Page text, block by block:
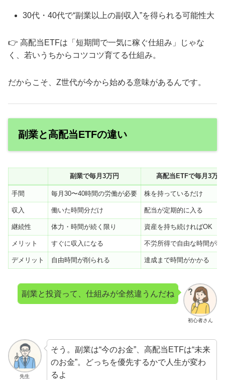
30代・40代で“副業以上の副収入”を得られる可能性大
👉 高配当ETFは「短期間で一気に稼ぐ仕組み」じゃな
く、若いうちからコツコツ育てる仕組み。
だからこそ、Z世代が今から始める意味があるんです。
副業と高配当ETFの違い
副業で毎月3万円 高配当ETFで毎月3万円
手間 毎月30〜40時間の労働が必要 株を持っているだけ
収入 働いた時間分だけ 配当が定期的に入る
継続性 体力・時間が続く限り 資産を持ち続ければOK
メリット すぐに収入になる 不労所得で自由な時間が増
デメリット 自由時間が削られる 達成まで時間がかかる
初心者さん
副業と投資って、仕組みが全然違うんだね
先生
そう。副業は“今のお金”、高配当ETFは“未来
のお金”。どっちを優先するかで人生が変わ
るよ